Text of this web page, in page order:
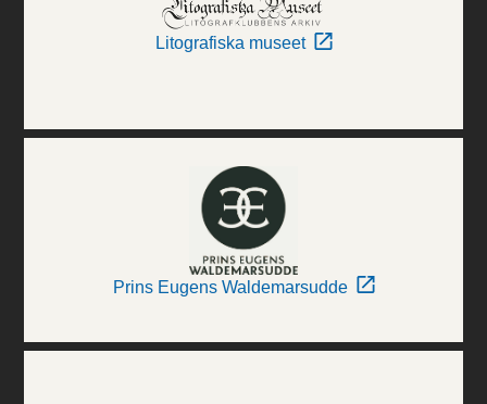
Litografiska museet
Prins Eugens Waldemarsudde